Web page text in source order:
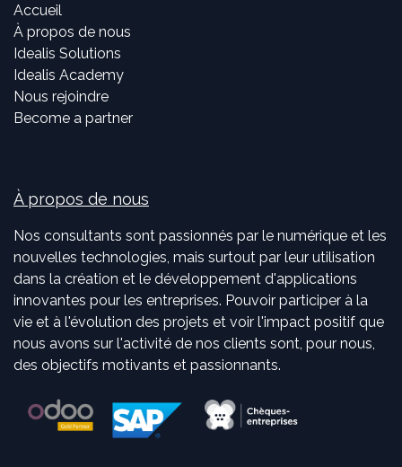
Accueil
À propos de nous
Idealis Solutions
Idealis Academy
Nous rejoindre
Become a partner
À propos de nous
Nos consultants sont passionnés par le numérique et les
nouvelles technologies, mais surtout par leur utilisation
dans la création et le développement d'applications
innovantes pour les entreprises. Pouvoir participer à la
vie et à l'évolution des projets et voir l'impact positif que
nous avons sur l'activité de nos clients sont, pour nous,
des objectifs motivants et passionnants.